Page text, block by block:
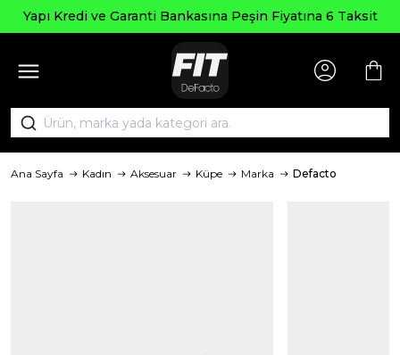
Yapı Kredi ve Garanti Bankasına Peşin Fiyatına 6 Taksit
Ana Sayfa Kadın Aksesuar Küpe Marka Defacto